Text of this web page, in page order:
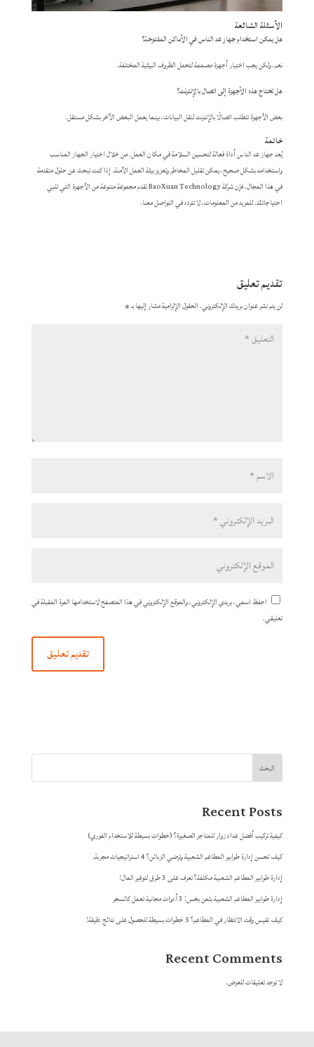
الأسئلة الشائعة
​هل يمكن استخدام جهاز عد الناس في الأماكن المفتوحة؟
نعم، ولكن يجب اختيار أجهزة مصممة لتحمل الظروف البيئية المختلفة.​
​هل تحتاج هذه الأجهزة إلى اتصال بالإنترنت؟
بعض الأجهزة تتطلب اتصالًا بالإنترنت لنقل البيانات، بينما يعمل البعض الآخر بشكل مستقل.​
خاتمة
يُعد جهاز عد الناس أداة فعالة لتحسين السلامة في مكان العمل. من خلال اختيار الجهاز المناسب
واستخدامه بشكل صحيح، يمكن تقليل المخاطر وتعزيز بيئة العمل الآمنة. إذا كنت تبحث عن حلول متقدمة
في هذا المجال، فإن شركة BaoXuan Technology تقدم مجموعة متنوعة من الأجهزة التي تلبي
احتياجاتك. للمزيد من المعلومات، لا تتردد في التواصل معنا.​
تقديم تعليق
لن يتم نشر عنوان بريدك الإلكتروني. الحقول الإلزامية مشار إليها بـ*
احفظ اسمي، بريدي الإلكتروني، والموقع الإلكتروني في هذا المتصفح لاستخدامها المرة المقبلة في
تعليقي.
البحث
Recent Posts
كيفية تركيب أفضل عداد زوار للمتاجر الصغيرة؟ (خطوات بسيطة للاستخدام الفوري)
كيف تحسن إدارة طوابير المطاعم الشعبية وترضي الزبائن؟ 4 استراتيجيات مجربة.
إدارة طوابير المطاعم الشعبية مكلفة؟ تعرف على 3 طرق لتوفير المال!
إدارة طوابير المطاعم الشعبية بثمن بخس! 3 أدوات مجانية تعمل كالسحر
كيف تقيس وقت الانتظار في المطاعم؟ 5 خطوات بسيطة للحصول على نتائج دقيقة!
Recent Comments
لا توجد تعليقات للعرض.